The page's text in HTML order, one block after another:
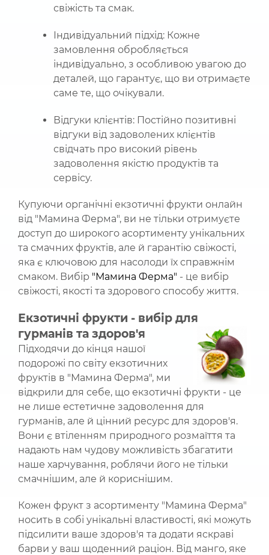
свіжість та смак.
Індивідуальний підхід: Кожне
замовлення обробляється
індивідуально, з особливою увагою до
деталей, що гарантує, що ви отримаєте
саме те, що очікували.
Відгуки клієнтів: Постійно позитивні
відгуки від задоволених клієнтів
свідчать про високий рівень
задоволення якістю продуктів та
сервісу.
Купуючи органічні екзотичні фрукти онлайн
від "Мамина Ферма", ви не тільки отримуєте
доступ до широкого асортименту унікальних
та смачних фруктів, але й гарантію свіжості,
яка є ключовою для насолоди їх справжнім
смаком. Вибір "Мамина Ферма" - це вибір
свіжості, якості та здорового способу життя.
Екзотичні фрукти - вибір для
гурманів та здоров'я
Підходячи до кінця нашої
подорожі по світу екзотичних
фруктів в "Мамина Ферма", ми
відкрили для себе, що екзотичні фрукти - це
не лише естетичне задоволення для
гурманів, але й цінний ресурс для здоров'я.
Вони є втіленням природного розмаїття та
надають нам чудову можливість збагатити
наше харчування, роблячи його не тільки
смачнішим, але й кориснішим.
Кожен фрукт з асортименту "Мамина Ферма"
носить в собі унікальні властивості, які можуть
підсилити ваше здоров'я та додати яскраві
барви у ваш щоденний раціон. Від манго, яке